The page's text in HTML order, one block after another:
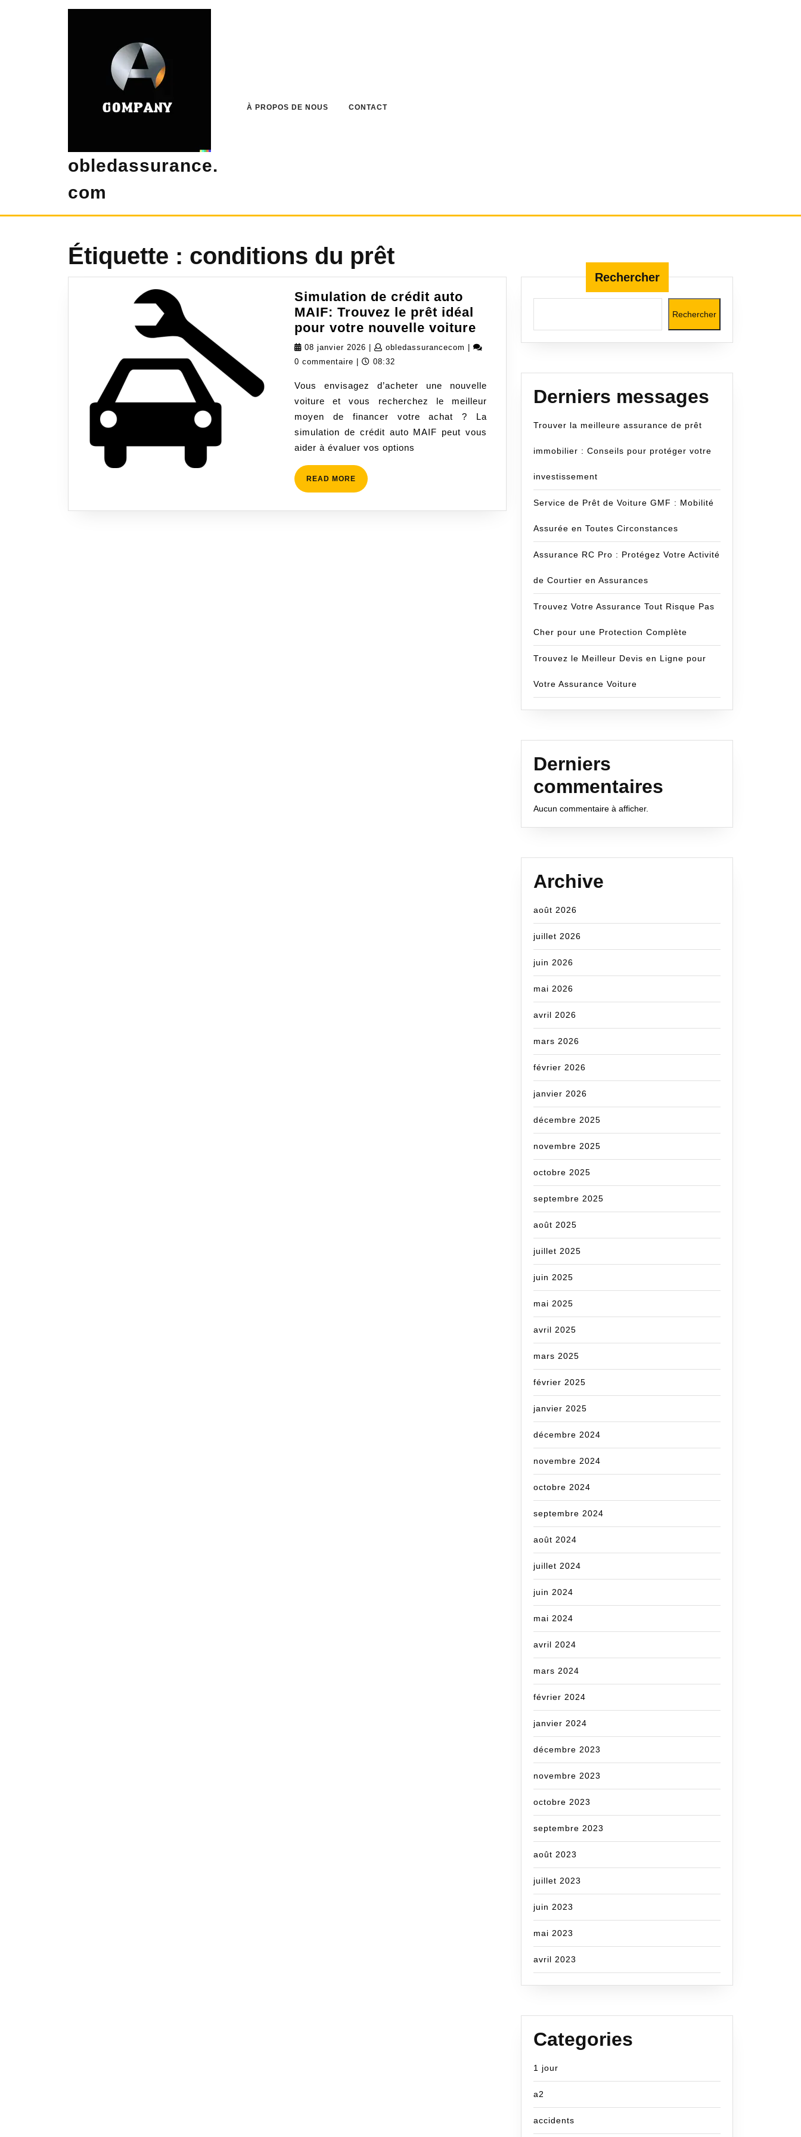
obledassurance.
com
À PROPOS DE NOUS CONTACT
Étiquette : conditions du prêt
Simulation de crédit auto
MAIF: Trouvez le prêt idéal
pour votre nouvelle voiture Simulation
de
MAIF:
Trouvez
le
prêt
voiture
08 janvier 2026 08
janvier
obledassurancecom obledassurancecom
0 commentaire
08:32
Vous envisagez d’acheter une nouvelle
voiture et vous recherchez le meilleur
moyen de financer votre achat ? La
simulation de crédit auto MAIF peut vous
aider à évaluer vos options
READ MORE READ
MORE
Rechercher
Rechercher
Derniers messages
Trouver la meilleure assurance de prêt
immobilier : Conseils pour protéger votre
investissement
Service de Prêt de Voiture GMF : Mobilité
Assurée en Toutes Circonstances
Assurance RC Pro : Protégez Votre Activité
de Courtier en Assurances
Trouvez Votre Assurance Tout Risque Pas
Cher pour une Protection Complète
Trouvez le Meilleur Devis en Ligne pour
Votre Assurance Voiture
Derniers
commentaires
Aucun commentaire à afficher.
Archive
août 2026
juillet 2026
juin 2026
mai 2026
avril 2026
mars 2026
février 2026
janvier 2026
décembre 2025
novembre 2025
octobre 2025
septembre 2025
août 2025
juillet 2025
juin 2025
mai 2025
avril 2025
mars 2025
février 2025
janvier 2025
décembre 2024
novembre 2024
octobre 2024
septembre 2024
août 2024
juillet 2024
juin 2024
mai 2024
avril 2024
mars 2024
février 2024
janvier 2024
décembre 2023
novembre 2023
octobre 2023
septembre 2023
août 2023
juillet 2023
juin 2023
mai 2023
avril 2023
Categories
1 jour
a2
accidents